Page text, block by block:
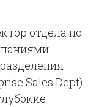
отдела по
Sales Dept)